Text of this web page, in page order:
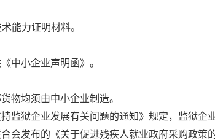
能力证明材料。
中小企业声明函》。
物均须由中小企业制造。
监狱企业发展有关问题的通知》规定，监狱企
会发布的《关于促进残疾人就业政府采购政策